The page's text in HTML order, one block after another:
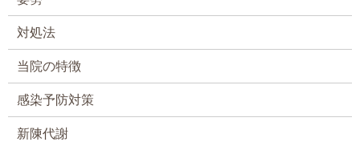
対処法
当院の特徴
感染予防対策
新陳代謝